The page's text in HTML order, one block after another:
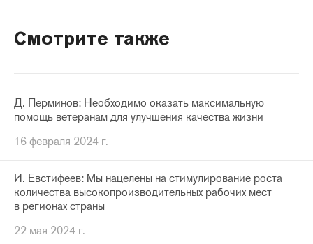
Смотрите также
Д. Перминов: Необходимо оказать максимальную
помощь ветеранам для улучшения качества жизни
16 февраля 2024 г.
И. Евстифеев: Мы нацелены на стимулирование роста
количества высокопроизводительных рабочих мест
в регионах страны
22 мая 2024 г.